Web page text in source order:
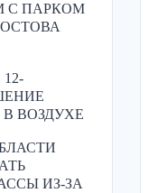
С ПАРКОМ
ВОЗДУХЕ
ИЗ-ЗА